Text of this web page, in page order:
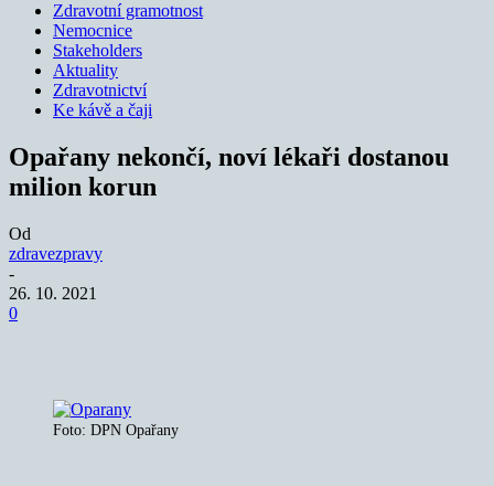
Zdravotní gramotnost
Nemocnice
Stakeholders
Aktuality
Zdravotnictví
Ke kávě a čaji
Opařany nekončí, noví lékaři dostanou
milion korun
Od
zdravezpravy
-
26. 10. 2021
0
Foto: DPN Opařany